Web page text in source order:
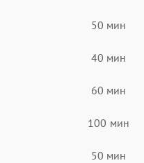
50 мин
40 мин
60 мин
100 мин
50 мин